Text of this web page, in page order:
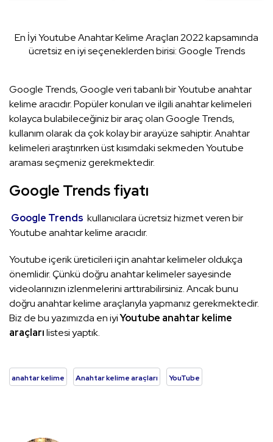
En İyi Youtube Anahtar Kelime Araçları 2022 kapsamında
ücretsiz en iyi seçeneklerden birisi: Google Trends
Google Trends, Google veri tabanlı bir Youtube anahtar
kelime aracıdır. Popüler konuları ve ilgili anahtar kelimeleri
kolayca bulabileceğiniz bir araç olan Google Trends,
kullanım olarak da çok kolay bir arayüze sahiptir. Anahtar
kelimeleri araştırırken üst kısımdaki sekmeden Youtube
araması seçmeniz gerekmektedir.
Google Trends fiyatı
Google Trends kullanıcılara ücretsiz hizmet veren bir
Youtube anahtar kelime aracıdır.
Youtube içerik üreticileri için anahtar kelimeler oldukça
önemlidir. Çünkü doğru anahtar kelimeler sayesinde
videolarınızın izlenmelerini arttırabilirsiniz. Ancak bunu
doğru anahtar kelime araçlarıyla yapmanız gerekmektedir.
Biz de bu yazımızda en iyiYoutube anahtar kelime
araçlarılistesi yaptık.
anahtar kelime Anahtar kelime araçları YouTube